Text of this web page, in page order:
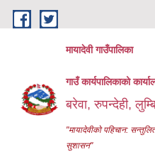
Skip to main content
मायादेवी गाउँपालिका
गाउँ कार्यपालिकाको
बरेवा, रुपन्देही,
"मायादेवीको पहिचान:
सुशासन"